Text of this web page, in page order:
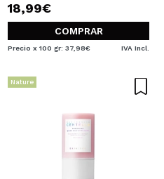
18,99€
COMPRAR
Precio x 100 gr: 37,98€ IVA Incl.
Nature